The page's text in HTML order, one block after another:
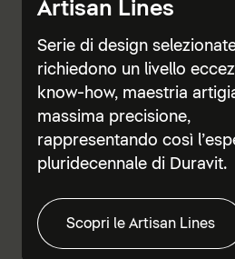
Artisan Lines
Serie di design
richiedono un livello
know-how, maestria
massima precisione,
rappresentando così
pluridecennale di Duravit.
Scopri le Artisan Lines